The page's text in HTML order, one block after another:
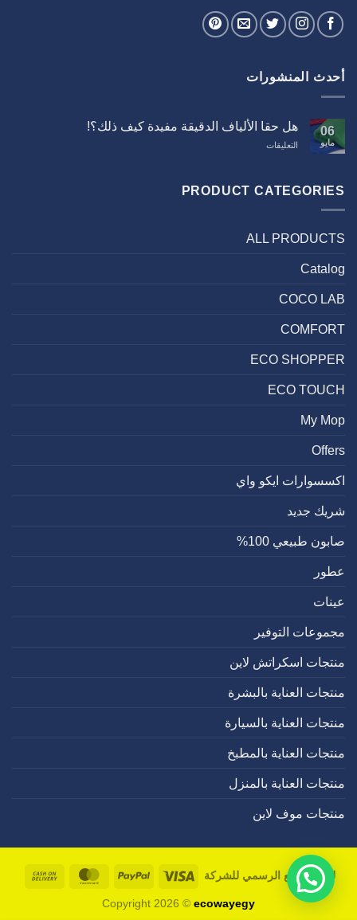
أحدث المنشورات
06
مايو
هل حقا الألياف الدقيقة مفيدة كيف ذلك؟!
التعليقاتعلى
الألياف
الدقيقة
ذلك؟!
PRODUCT CATEGORIES
ALL PRODUCTS
Catalog
COCO LAB
COMFORT
ECO SHOPPER
ECO TOUCH
My Mop
Offers
اكسسوارات ايكو واي
شريك جديد
صابون طبيعي 100%
عطور
عينات
مجموعات التوفير
منتجات اسكراتش لاين
منتجات العناية بالبشرة
منتجات العناية بالسيارة
منتجات العناية بالمطبخ
منتجات العناية بالمنزل
منتجات موف لاين
لسنا الموقع الرسمي للشركة Visa
PayPal
MasterCard
Copyright 2026 © ecowayegy